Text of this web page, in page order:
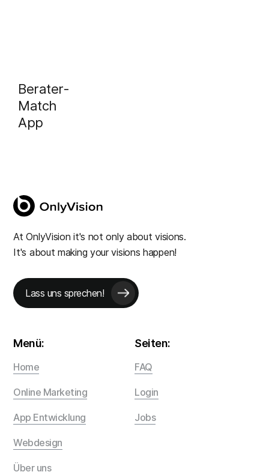
Berater-
Match
App
At OnlyVision it's not only about visions.
It's about making your visions happen!
Lass uns sprechen!
Menü:
Home
Online Marketing
App Entwicklung
Webdesign
Über uns
Seiten:
FAQ
Login
Jobs